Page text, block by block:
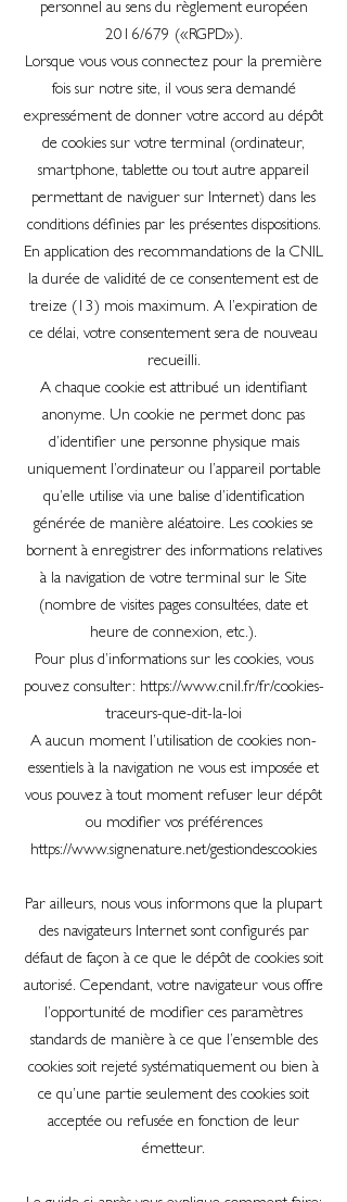
personnel au sens du règlement européen
2016/679 («RGPD»).
Lorsque vous vous connectez pour la première
fois sur notre site, il vous sera demandé
expressément de donner votre accord au dépôt
de cookies sur votre terminal (ordinateur,
smartphone, tablette ou tout autre appareil
permettant de naviguer sur Internet) dans les
conditions définies par les présentes dispositions.
En application des recommandations de la CNIL
la durée de validité de ce consentement est de
treize (13) mois maximum. A l’expiration de
ce délai, votre consentement sera de nouveau
recueilli.
A chaque cookie est attribué un identifiant
anonyme. Un cookie ne permet donc pas
d’identifier une personne physique mais
uniquement l’ordinateur ou l’appareil portable
qu’elle utilise via une balise d’identification
générée de manière aléatoire. Les cookies se
bornent à enregistrer des informations relatives
à la navigation de votre terminal sur le Site
(nombre de visites pages consultées, date et
heure de connexion, etc.).
Pour plus d’informations sur les cookies, vous
pouvez consulter: https://www.cnil.fr/fr/cookies-
traceurs-que-dit-la-loi
A aucun moment l’utilisation de cookies non-
essentiels à la navigation ne vous est imposée et
vous pouvez à tout moment refuser leur dépôt
ou modifier vos préférences
https://www.signenature.net/gestiondescookies
Par ailleurs, nous vous informons que la plupart
des navigateurs Internet sont configurés par
défaut de façon à ce que le dépôt de cookies soit
autorisé. Cependant, votre navigateur vous offre
l’opportunité de modifier ces paramètres
standards de manière à ce que l’ensemble des
cookies soit rejeté systématiquement ou bien à
ce qu’une partie seulement des cookies soit
acceptée ou refusée en fonction de leur
émetteur.